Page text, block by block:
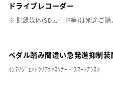
ドライブレコーダー
※ 記録媒体(SDカード等)は別途ご
ペダル踏み間違い急発進抑制装
ｲﾝﾃﾘｼﾞｪﾝﾄｸﾘｱﾗﾝｽｿﾅｰ・ｽﾏｰﾄｱｼｽﾄ